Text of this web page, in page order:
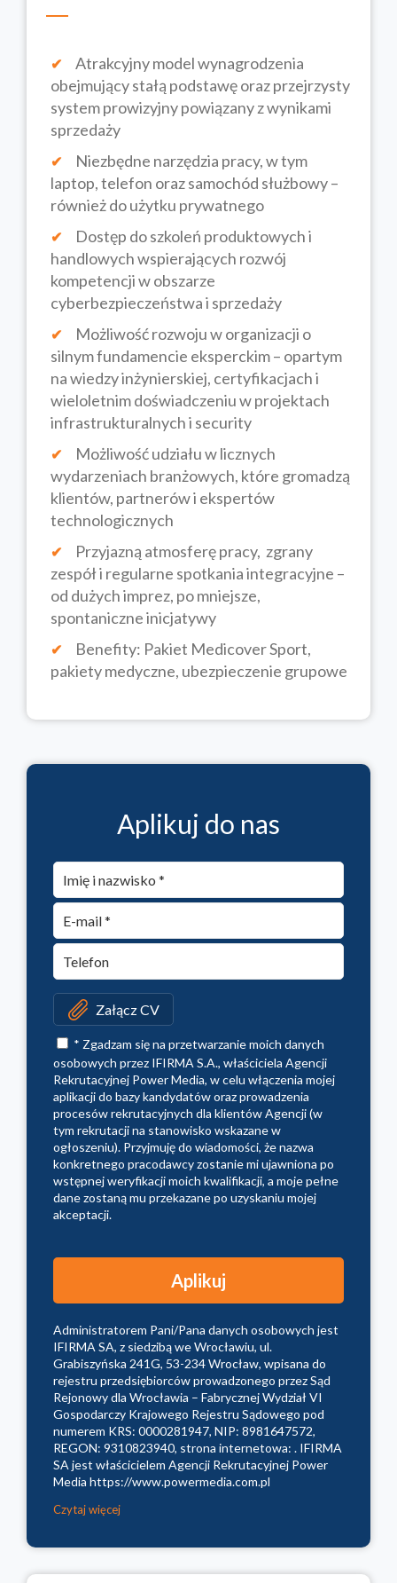
Atrakcyjny model wynagrodzenia
obejmujący stałą podstawę oraz przejrzysty
system prowizyjny powiązany z wynikami
sprzedaży
Niezbędne narzędzia pracy, w tym
laptop, telefon oraz samochód służbowy –
również do użytku prywatnego
Dostęp do szkoleń produktowych i
handlowych wspierających rozwój
kompetencji w obszarze
cyberbezpieczeństwa i sprzedaży
Możliwość rozwoju w organizacji o
silnym fundamencie eksperckim – opartym
na wiedzy inżynierskiej, certyfikacjach i
wieloletnim doświadczeniu w projektach
infrastrukturalnych i security
Możliwość udziału w licznych
wydarzeniach branżowych, które gromadzą
klientów, partnerów i ekspertów
technologicznych
Przyjazną atmosferę pracy, zgrany
zespół i regularne spotkania integracyjne –
od dużych imprez, po mniejsze,
spontaniczne inicjatywy
Benefity: Pakiet Medicover Sport,
pakiety medyczne, ubezpieczenie grupowe
Aplikuj do nas
Załącz CV
* Zgadzam się na przetwarzanie moich danych
osobowych przez IFIRMA S.A., właściciela Agencji
Rekrutacyjnej Power Media, w celu włączenia mojej
aplikacji do bazy kandydatów oraz prowadzenia
procesów rekrutacyjnych dla klientów Agencji (w
tym rekrutacji na stanowisko wskazane w
ogłoszeniu). Przyjmuję do wiadomości, że nazwa
konkretnego pracodawcy zostanie mi ujawniona po
wstępnej weryfikacji moich kwalifikacji, a moje pełne
dane zostaną mu przekazane po uzyskaniu mojej
akceptacji.
Administratorem Pani/Pana danych osobowych jest
IFIRMA SA, z siedzibą we Wrocławiu, ul.
Grabiszyńska 241G, 53-234 Wrocław, wpisana do
rejestru przedsiębiorców prowadzonego przez Sąd
Rejonowy dla Wrocławia – Fabrycznej Wydział VI
Gospodarczy Krajowego Rejestru Sądowego pod
numerem KRS: 0000281947, NIP: 8981647572,
REGON: 9310823940, strona internetowa: . IFIRMA
SA jest właścicielem Agencji Rekrutacyjnej Power
Media https://www.powermedia.com.pl
Czytaj więcej